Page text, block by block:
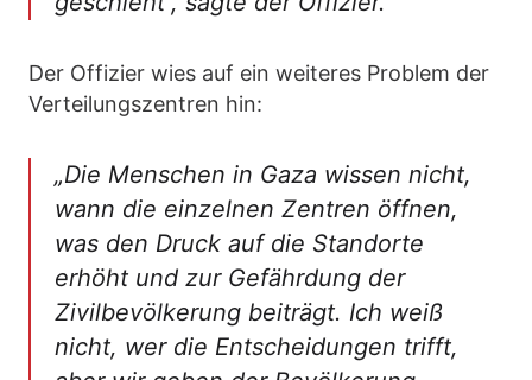
Der Offizier wies auf ein weiteres Problem der
Verteilungszentren hin:
„Die Menschen in Gaza wissen nicht,
wann die einzelnen Zentren öffnen,
was den Druck auf die Standorte
erhöht und zur Gefährdung der
Zivilbevölkerung beiträgt. Ich weiß
nicht, wer die Entscheidungen trifft,